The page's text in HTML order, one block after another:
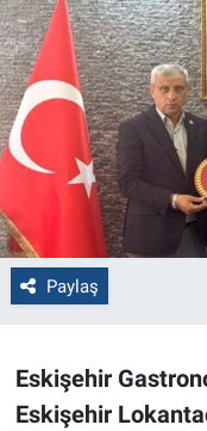
Paylaş
Eskişehir
Eskişehir
Bilecik
Kütahya
Gezi
Genel
Çevre
Magazin